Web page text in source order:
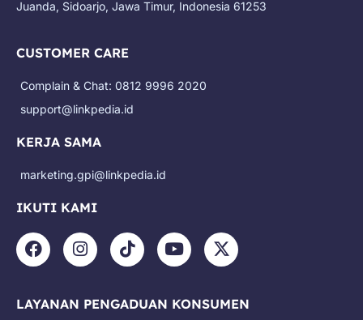
Juanda, Sidoarjo, Jawa Timur, Indonesia 61253
CUSTOMER CARE
Complain & Chat: 0812 9996 2020
support@linkpedia.id
KERJA SAMA
marketing.gpi@linkpedia.id
IKUTI KAMI
F
a
b
I
n
a
T
i
o
Y
o
u
X
-
i
LAYANAN PENGADUAN KONSUMEN